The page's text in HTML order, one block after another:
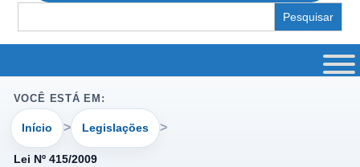
for:
VOCÊ ESTÁ EM:
Início Legislações
Lei Nº 415/2009